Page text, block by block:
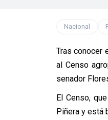
Nacional
Tras conocer
al Censo
senador
El Censo,
Piñera y está